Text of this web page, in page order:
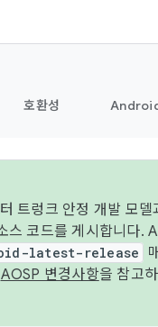
호환성
트렁크 안정 개발 모델
스 코드를 게시합니다.
latest-release
AOSP 변경사항을 참고